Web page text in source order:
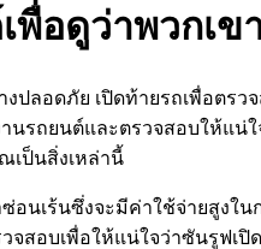
พื่อดูว่าพวกเข
งปลอดภัย เปิดท้ายรถเพื่อตร
นรถยนต์และตรวจสอบให้แ
เป็นสิ่งเหล่านี้
อนเร้นซึ่งจะมีค่าใช้จ่ายสูง
จสอบเพื่อให้แน่ใจว่าซันรูฟเ